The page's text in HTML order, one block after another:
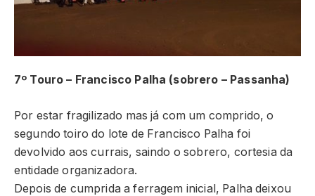
7º Touro – Francisco Palha (sobrero – Passanha)
Por estar fragilizado mas já com um comprido, o
segundo toiro do lote de Francisco Palha foi
devolvido aos currais, saindo o sobrero, cortesia da
entidade organizadora.
Depois de cumprida a ferragem inicial, Palha deixou